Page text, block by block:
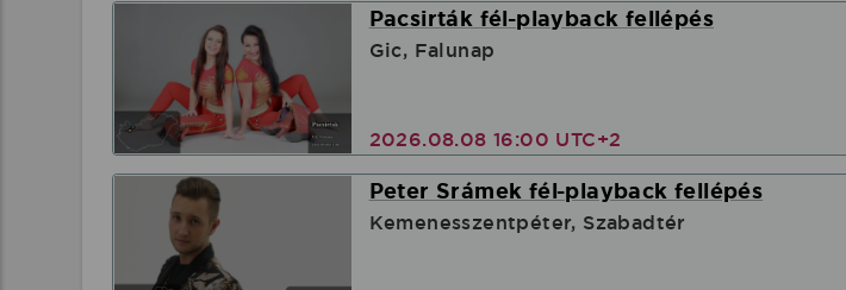
Pacsirták fél-playback fellépés
Gic, Falunap
2026.08.08 16:00 UTC+2
Peter Srámek fél-playback fellépés
Kemenesszentpéter, Szabadtér